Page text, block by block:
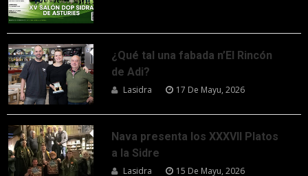
¿Qué tal una fabada n’El Rincón
de Adi?
Lasidra 17 De Mayu, 2026
Nava presenta los XXXVII Platos
a la Sidre
Lasidra 15 De Mayu, 2026